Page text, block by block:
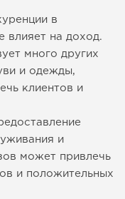
в
влияет на доход.
много других
и одежды,
клиентов и
и
может привлечь
и положительных